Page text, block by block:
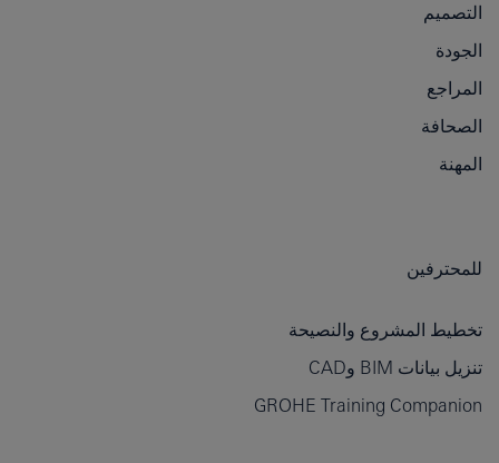
التصميم
الجودة
المراجع
الصحافة
المهنة
للمحترفين
تخطيط المشروع والنصيحة
تنزيل بيانات BIM وCAD
GROHE Training Companion